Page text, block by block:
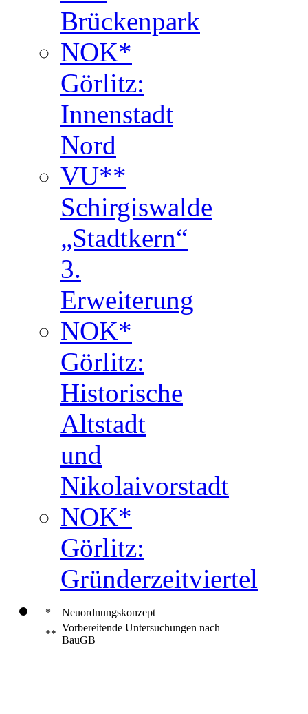
Brückenpark
NOK*
Görlitz:
Innenstadt
Nord
VU**
Schirgiswalde
„Stadtkern“
3.
Erweiterung
NOK*
Görlitz:
Historische
Altstadt
und
Nikolaivorstadt
NOK*
Görlitz:
Gründerzeitviertel
*
Neuordnungskonzept
**
Vorbereitende Untersuchungen nach
BauGB